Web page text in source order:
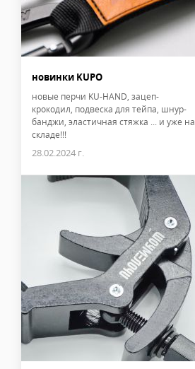
новинки KUPO
новые перчи KU-HAND, зацеп-
крокодил, подвеска для тейпа, шнур-
банджи, эластичная стяжка ... и уже на
складе!!!
28.02.2024 г.